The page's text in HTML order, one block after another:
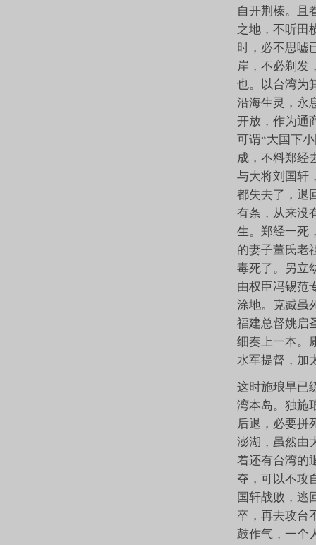
自开荆榛。且
之地，不听田
时，必不思嘘
岸，不必剃发
也。以台湾为
沿海生灵，永
开放，作为通
可谓“大国下
成，不料郑经
与大将刘国轩
都失去了，退
有条，从来没
生。郑经一死
的妻子董氏老
毒死了。另立
由权臣冯锡范
涂地。克臧虽
福建总督姚启
细奏上一本。
水军提督，加
这时施琅早已
湾本岛。独施
后退，必要拼
澎湖，虽然由
着还有台湾的
夺，可以不攻
国轩战败，逃
卒，再去攻台
鼓作气，一个